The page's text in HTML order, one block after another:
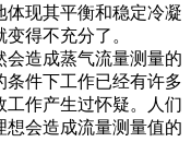
现其平衡和稳定冷凝
得不充分了。
造成蒸气流量测量的
条件下工作已经有许多
作产生过怀疑。人们
会造成流量测量值的